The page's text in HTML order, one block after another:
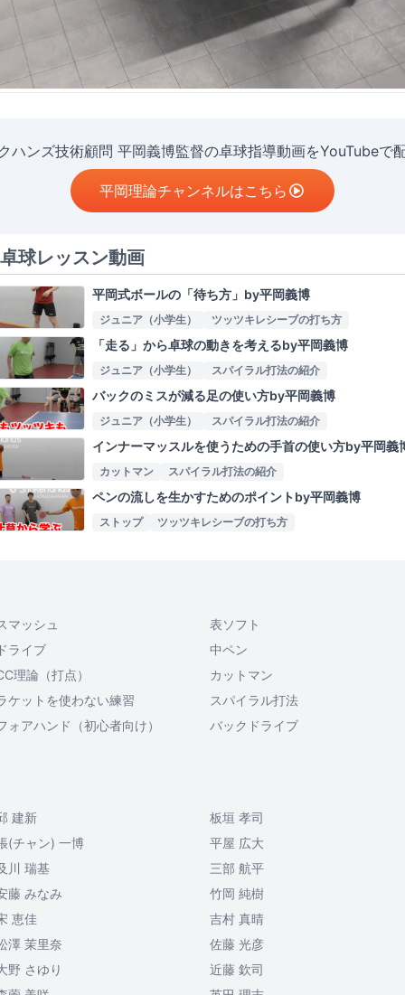
ハンズ技術顧問 平岡義博監督の卓球指導動画をYouTubeで
平岡理論チャンネルはこちら
球レッスン動画
平岡式ボールの「待ち方」by平岡義博
ジュニア（小学生） ツッツキレシーブの打ち方
「走る」から卓球の動きを考えるby平岡義博
ジュニア（小学生） スパイラル打法の紹介
バックのミスが減る足の使い方by平岡義博
ジュニア（小学生） スパイラル打法の紹介
インナーマッスルを使うための手首の使い方by平岡義
カットマン スパイラル打法の紹介
ペンの流しを生かすためのポイントby平岡義博
ストップ ツッツキレシーブの打ち方
マッシュ
表ソフト
ライブ
中ペン
理論（打点）
カットマン
ケットを使わない練習
スパイラル打法
ォアハンド（初心者向け）
バックドライブ
建新
板垣 孝司
(チャン) 一博
平屋 広大
川 瑞基
三部 航平
藤 みなみ
竹岡 純樹
恵佳
吉村 真晴
澤 茉里奈
佐藤 光彦
野 さゆり
近藤 欽司